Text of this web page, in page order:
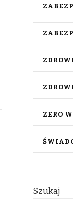
ZERO
Szukaj